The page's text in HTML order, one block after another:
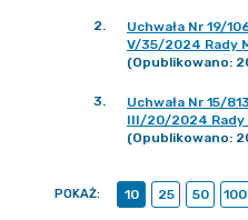
2.
Uchwała Nr 19/
V/35/2024 Rady
(Opublikowano:
3.
Uchwała Nr 15/
III/20/2024 Rady
(Opublikowano:
POKAŻ: 10 25 50 100